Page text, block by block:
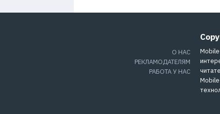
О НАС
РЕКЛАМОДАТЕЛЯМ
РАБОТА У НАС